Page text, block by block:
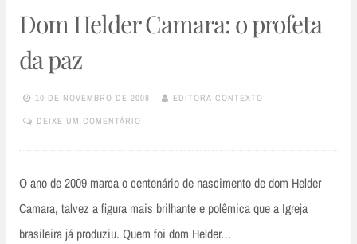
Dom Helder Camara: o profeta
da paz
10 DE NOVEMBRO DE 2008 EDITORA CONTEXTO
DEIXE UM COMENTÁRIO
O ano de 2009 marca o centenário de nascimento de dom Helder
Camara, talvez a figura mais brilhante e polêmica que a Igreja
brasileira já produziu. Quem foi dom Helder…